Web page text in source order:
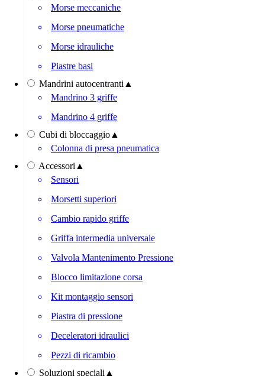
Morse meccaniche
Morse pneumatiche
Morse idrauliche
Piastre basi
Mandrini autocentranti ▲
Mandrino 3 griffe
Mandrino 4 griffe
Cubi di bloccaggio ▲
Colonna di presa pneumatica
Accessori ▲
Sensori
Morsetti superiori
Cambio rapido griffe
Griffa intermedia universale
Valvola Mantenimento Pressione
Blocco limitazione corsa
Kit montaggio sensori
Piastra di pressione
Deceleratori idraulici
Pezzi di ricambio
Soluzioni speciali ▲